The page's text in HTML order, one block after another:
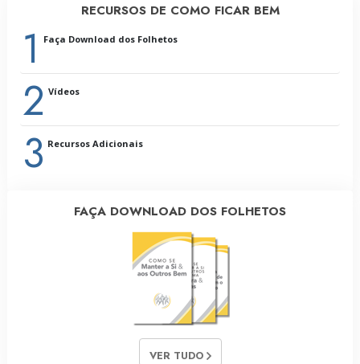
RECURSOS DE COMO FICAR BEM
1 Faça Download dos Folhetos
2 Vídeos
3 Recursos Adicionais
FAÇA DOWNLOAD DOS FOLHETOS
VER TUDO